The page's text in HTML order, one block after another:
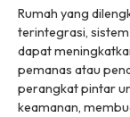
Rumah yang
terintegrasi,
dapat
pemanas atau
perangkat pintar
keamanan,